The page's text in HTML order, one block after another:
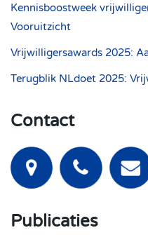
Kennisboostweek
Vooruitzicht
Vrijwilligersawards 2025:
Terugblik NLdoet 2025:
Contact
Publicaties